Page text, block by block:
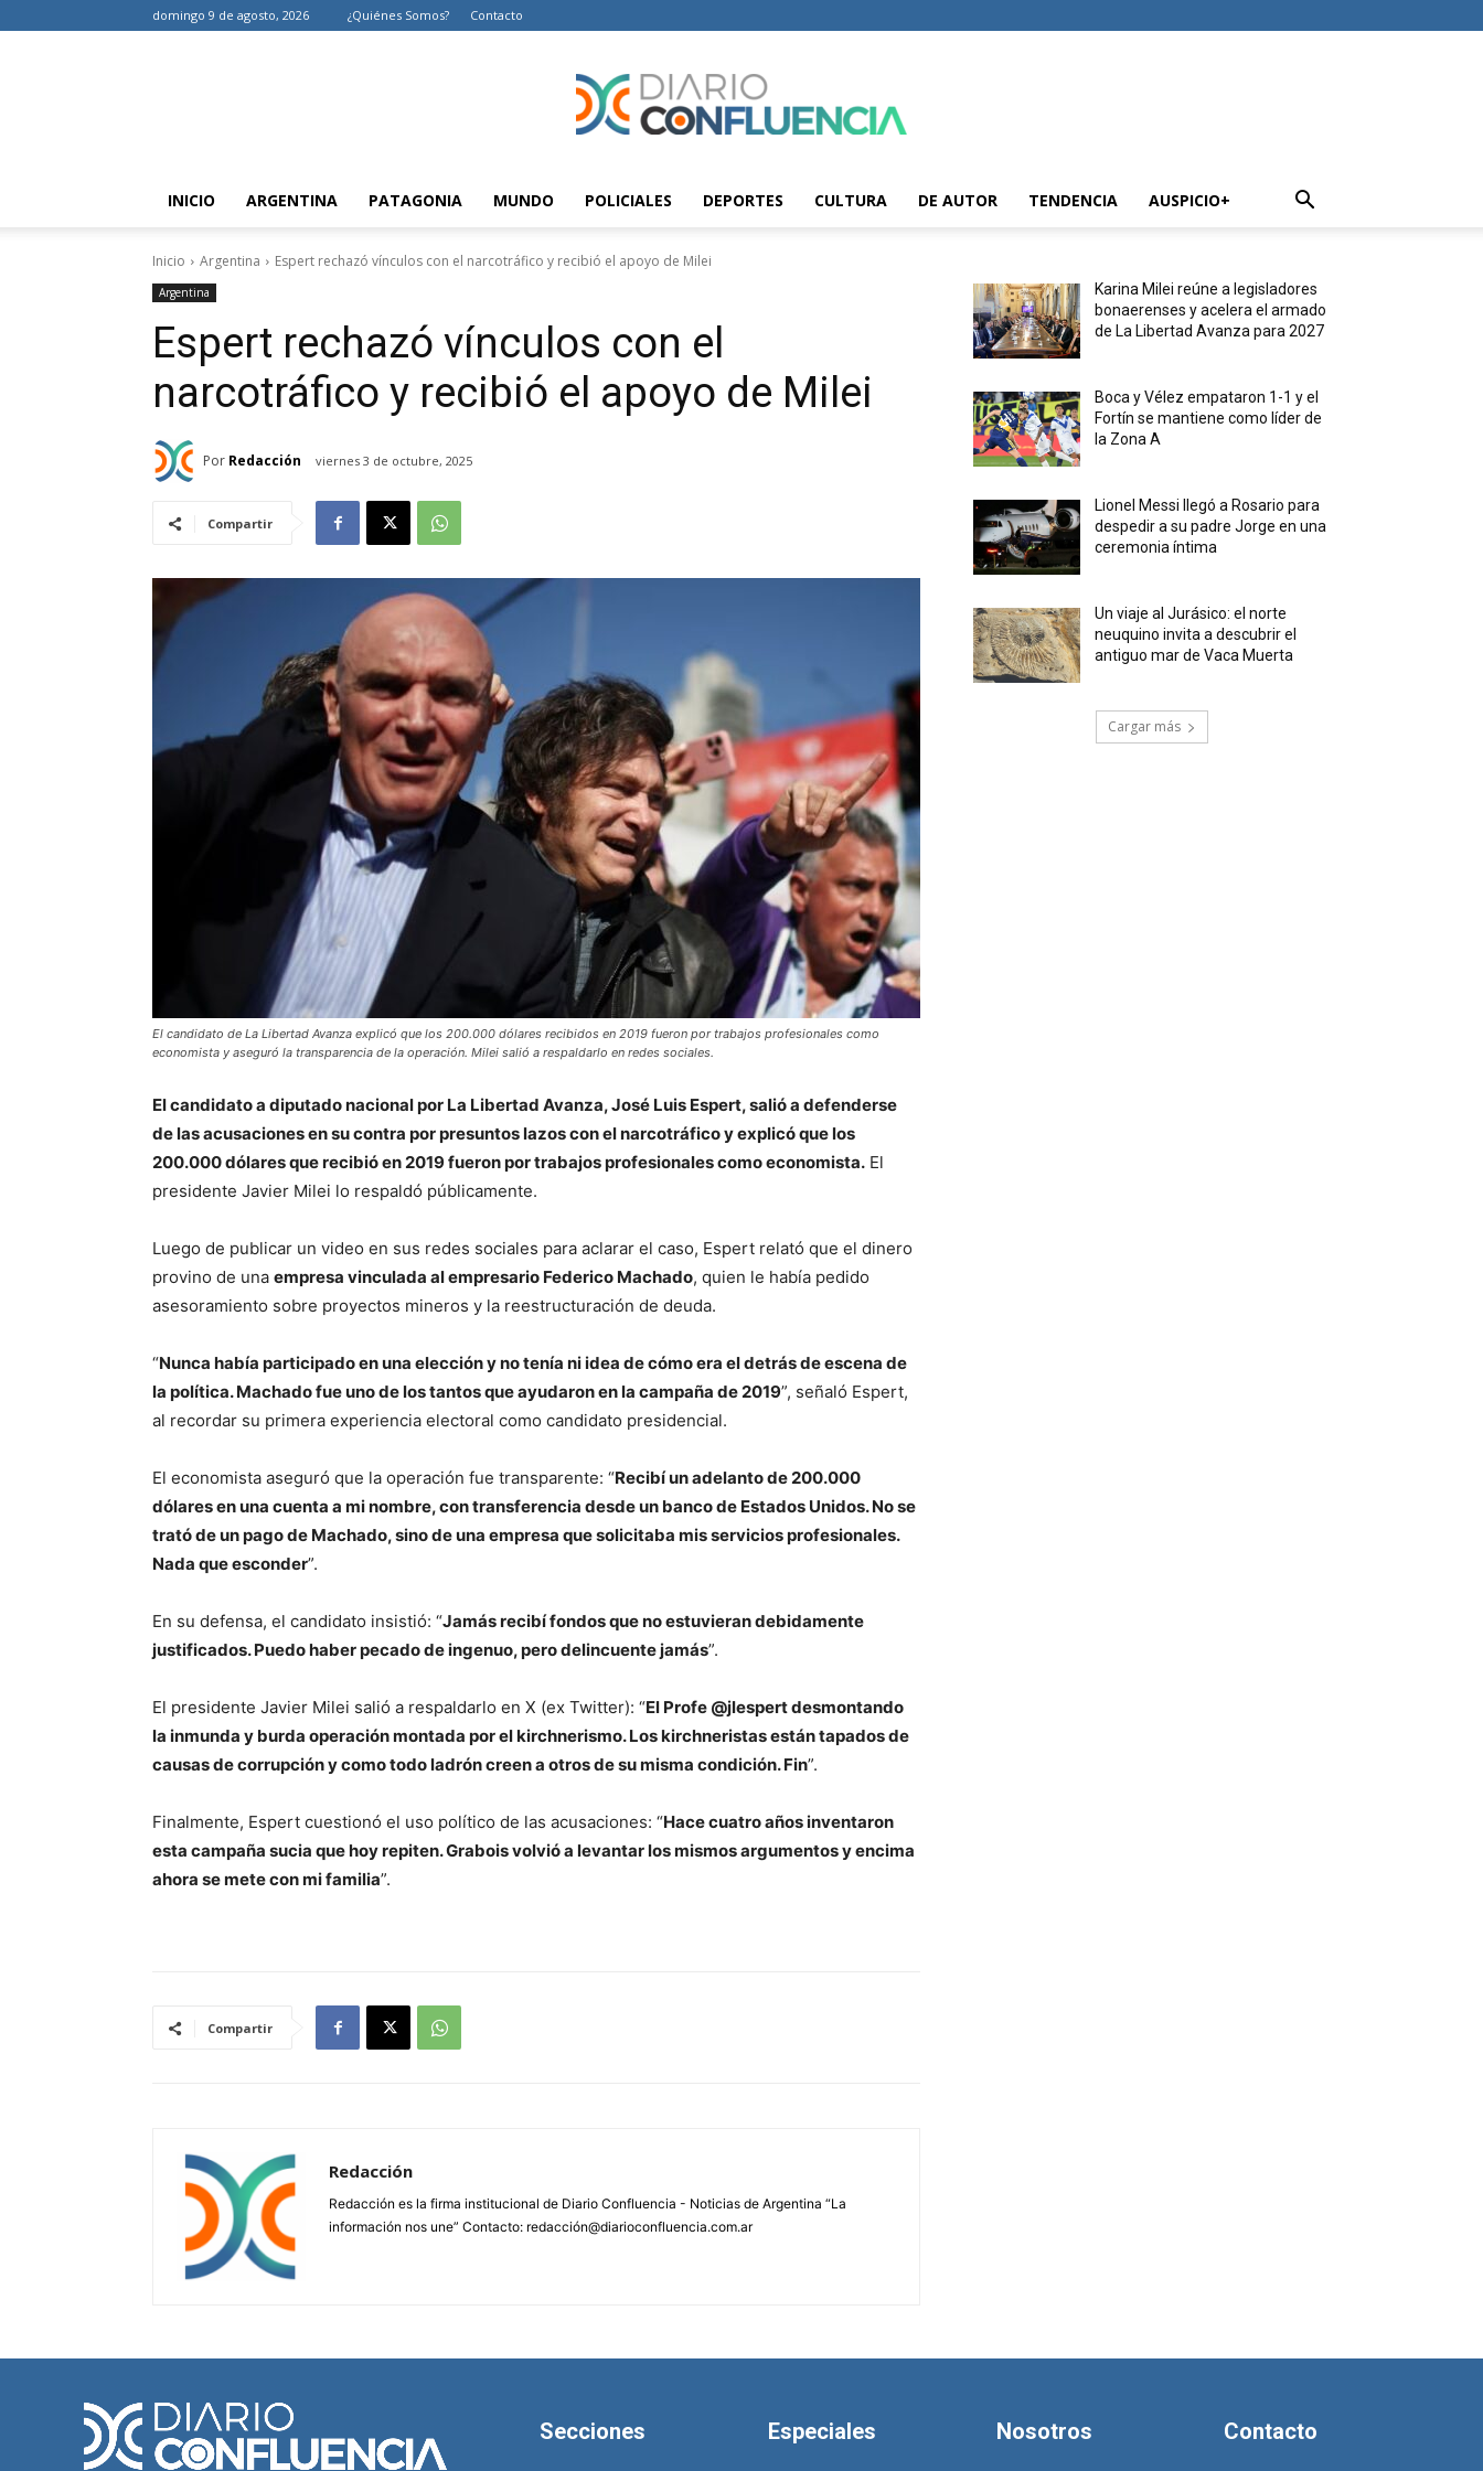
domingo 9 de agosto, 2026 ¿Quiénes Somos? Contacto
Diario
de
Argentina
INICIO ARGENTINA PATAGONIA MUNDO POLICIALES DEPORTES CULTURA DE AUTOR TENDENCIA AUSPICIO+
Inicio Argentina Espert rechazó vínculos con el narcotráfico y recibió el apoyo de Milei
Argentina
Espert rechazó vínculos con el
narcotráfico y recibió el apoyo de Milei
Por Redacción viernes 3 de octubre, 2025
Compartir
El candidato de La Libertad Avanza explicó que los 200.000 dólares recibidos en 2019 fueron por trabajos profesionales como
economista y aseguró la transparencia de la operación. Milei salió a respaldarlo en redes sociales.
El candidato a diputado nacional por La Libertad Avanza, José Luis Espert, salió a defenderse
de las acusaciones en su contra por presuntos lazos con el narcotráfico y explicó que los
200.000 dólares que recibió en 2019 fueron por trabajos profesionales como economista. El
presidente Javier Milei lo respaldó públicamente.
Luego de publicar un video en sus redes sociales para aclarar el caso, Espert relató que el dinero
provino de una empresa vinculada al empresario Federico Machado, quien le había pedido
asesoramiento sobre proyectos mineros y la reestructuración de deuda.
“Nunca había participado en una elección y no tenía ni idea de cómo era el detrás de escena de
la política. Machado fue uno de los tantos que ayudaron en la campaña de 2019”, señaló Espert,
al recordar su primera experiencia electoral como candidato presidencial.
El economista aseguró que la operación fue transparente: “Recibí un adelanto de 200.000
dólares en una cuenta a mi nombre, con transferencia desde un banco de Estados Unidos. No se
trató de un pago de Machado, sino de una empresa que solicitaba mis servicios profesionales.
Nada que esconder”.
En su defensa, el candidato insistió: “Jamás recibí fondos que no estuvieran debidamente
justificados. Puedo haber pecado de ingenuo, pero delincuente jamás”.
El presidente Javier Milei salió a respaldarlo en X (ex Twitter): “El Profe @jlespert desmontando
la inmunda y burda operación montada por el kirchnerismo. Los kirchneristas están tapados de
causas de corrupción y como todo ladrón creen a otros de su misma condición. Fin”.
Finalmente, Espert cuestionó el uso político de las acusaciones: “Hace cuatro años inventaron
esta campaña sucia que hoy repiten. Grabois volvió a levantar los mismos argumentos y encima
ahora se mete con mi familia”.
Compartir
Redacción
Redacción es la firma institucional de Diario Confluencia - Noticias de Argentina “La
información nos une” Contacto: redacción@diarioconfluencia.com.ar
Karina Milei reúne a legisladores
bonaerenses y acelera el armado
de La Libertad Avanza para 2027
Boca y Vélez empataron 1-1 y el
Fortín se mantiene como líder de
la Zona A
Lionel Messi llegó a Rosario para
despedir a su padre Jorge en una
ceremonia íntima
Un viaje al Jurásico: el norte
neuquino invita a descubrir el
antiguo mar de Vaca Muerta
Cargar más
Secciones Especiales Nosotros Contacto